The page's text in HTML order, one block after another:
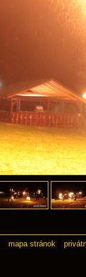
mapa stránok